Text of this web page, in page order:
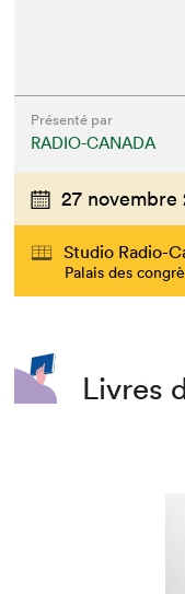
Présenté par
RADIO-CANADA
27 novembre
Studio Radio-
Palais des
Livres